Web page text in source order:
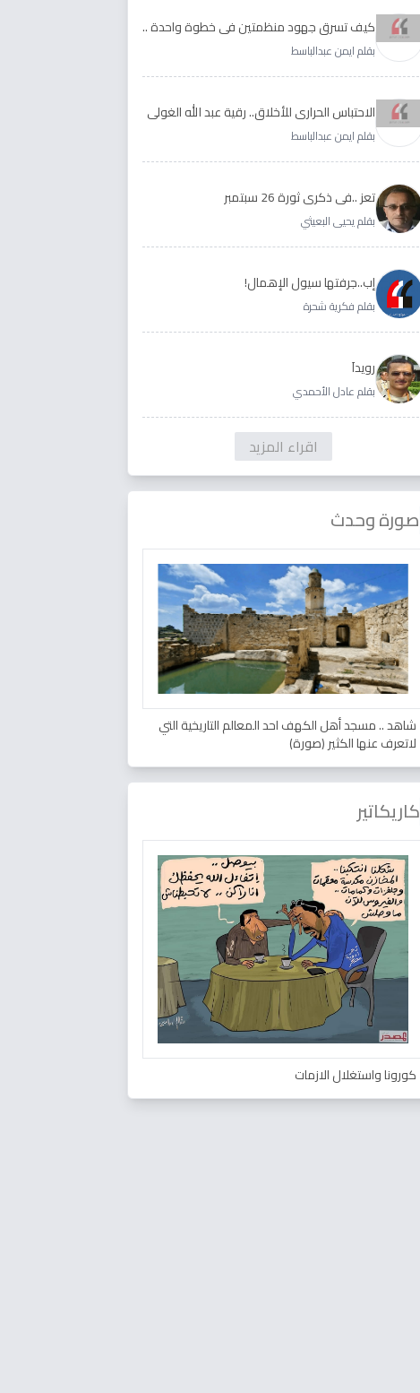
كيف تسرق جهود منظمتين في خطوة واحدة ..
الأجابة لدى رقية عبد الله الغولي وغدير طيره
بقلم ايمن عبدالباسط
الاحتباس الحراري للأخلاق.. رقية عبد الله الغولي
وغدير طيره نموذجا
بقلم ايمن عبدالباسط
تعز ..في ذكرى ثورة 26 سبتمبر
بقلم يحيى البعيثي
إب..جرفتها سيول الإهمال!
بقلم فكرية شحرة
رويداَ
بقلم عادل الأحمدي
اقراء المزيد
صورة وحدث
شاهد .. مسجد أهل الكهف احد المعالم التاريخية التي
لاتعرف عنها الكثير (صورة)
كاريكاتير
كورونا واستغلال الازمات